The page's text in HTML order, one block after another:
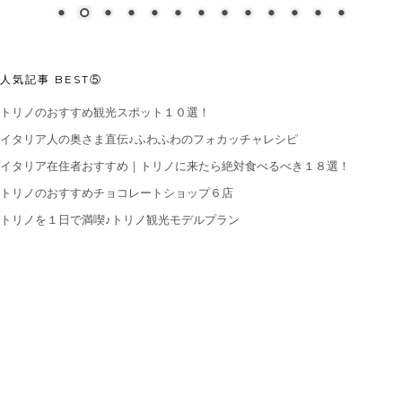
人気記事 BEST⑤
トリノのおすすめ観光スポット１０選！
イタリア人の奥さま直伝♪ふわふわのフォカッチャレシピ
イタリア在住者おすすめ｜トリノに来たら絶対食べるべき１８選！
トリノのおすすめチョコレートショップ６店
トリノを１日で満喫♪トリノ観光モデルプラン